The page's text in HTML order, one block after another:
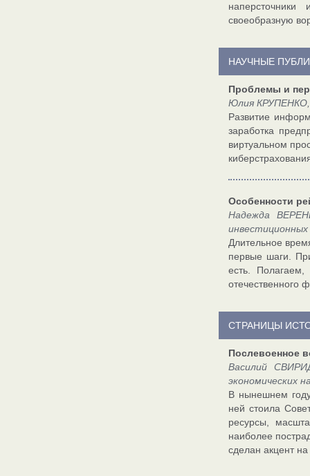
своеобразную
НАУЧНЫЕ
Проблемы и
Юлия КРУПЕНКО,
Развитие
заработка
виртуальном
Особенности
Надежда
Длительное
первые шаги.
есть. Полагаем,
отечественного
СТРАНИЦЫ
Послевоенное
Василий
экономических
В нынешнем
ней стоила
ресурсы,
наиболее
сделан акцент